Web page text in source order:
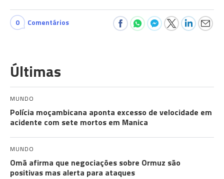
0 Comentários
Últimas
MUNDO
Polícia moçambicana aponta excesso de velocidade em
acidente com sete mortos em Manica
MUNDO
Omã afirma que negociações sobre Ormuz são
positivas mas alerta para ataques